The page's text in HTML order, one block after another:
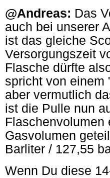
@Andreas: Das
auch bei unserer
ist das gleiche
Versorgungszeit
Flasche dürfte
spricht von einem
aber vermutlich
ist die Pulle nun
Flaschenvolumen
Gasvolumen
Barliter / 127,55
Wenn Du diese